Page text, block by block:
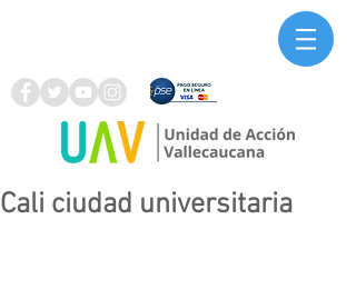
Cali ciudad universitaria